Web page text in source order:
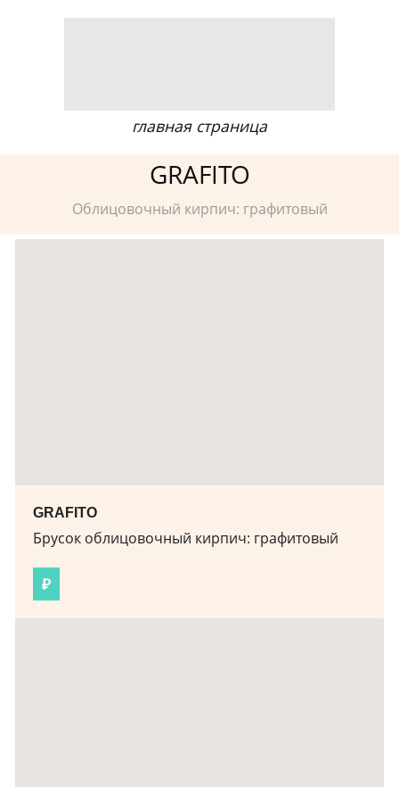
главная страница
GRAFITO
Облицовочный кирпич: графитовый
GRAFITO
Брусок облицовочный кирпич: графитовый
₽